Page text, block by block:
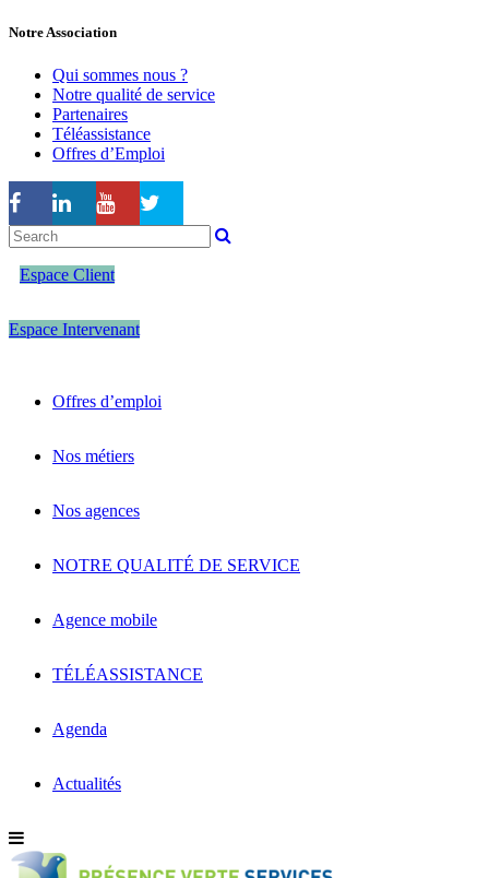
Notre Association
Qui sommes nous ?
Notre qualité de service
Partenaires
Téléassistance
Offres d’Emploi
Espace Client
Espace Intervenant
Offres d’emploi
Nos métiers
Nos agences
NOTRE QUALITÉ DE SERVICE
Agence mobile
TÉLÉASSISTANCE
Agenda
Actualités